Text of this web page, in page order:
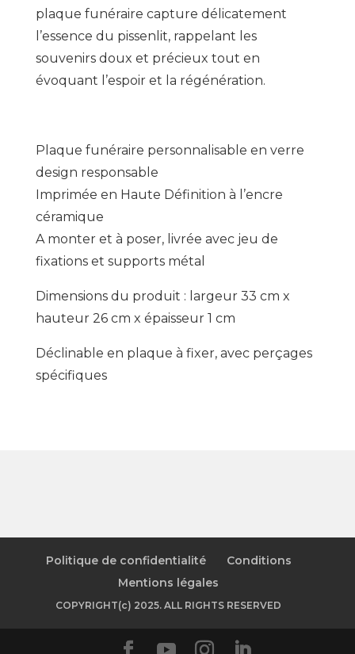
plaque funéraire capture délicatement
l’essence du pissenlit, rappelant les
souvenirs doux et précieux tout en
évoquant l’espoir et la régénération.
Plaque funéraire personnalisable en verre
design responsable
Imprimée en Haute Définition à l’encre
céramique
A monter et à poser, livrée avec jeu de
fixations et supports métal
Dimensions du produit : largeur 33 cm x
hauteur 26 cm x épaisseur 1 cm
Déclinable en plaque à fixer, avec perçages
spécifiques
Politique de confidentialité
Conditions
Mentions légales
COPYRIGHT(c) 2025. ALL RIGHTS RESERVED